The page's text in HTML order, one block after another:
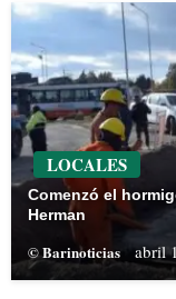
LOCALES
Comenzó el
Herman
© Barinoticias abril